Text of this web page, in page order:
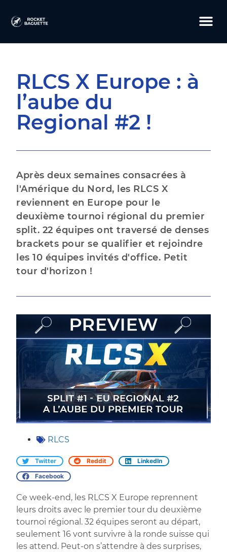
RLCS X Europe : à
l’aube du
Regional #2 !
Après deux semaines consacrées à
l'Amérique du Nord, les RLCS X
reviennent en Europe pour le
deuxième tournoi régional du premier
split. 22 équipes ont traversé de denses
brackets pour se qualifier et rejoindre
les 10 équipes invités d'office. Petit
tour d'horizon !
RLCS
Twitter Reddit
LinkedIn
Facebook
Ce week-end, les RLCS X Europe reprennent
leurs droits avec le premier tour du deuxième
tournoi régional. 32 équipes seront au départ,
seulement 16 vont survivre à la ronde suisse qui
les attend. Peut-on s’attendre à des surprises,